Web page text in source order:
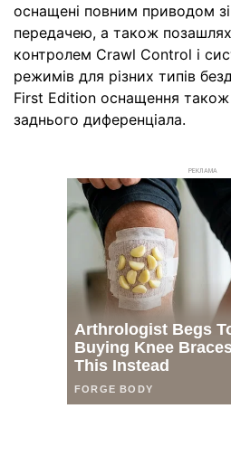
оснащені повним приводом
передачею, а також
контролем Crawl Control і
режимів для різних типів
First Edition оснащення
заднього диференціала.
РЕКЛАМА